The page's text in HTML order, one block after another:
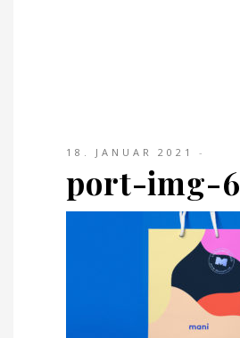
18. JANUAR 2021
port-img-6